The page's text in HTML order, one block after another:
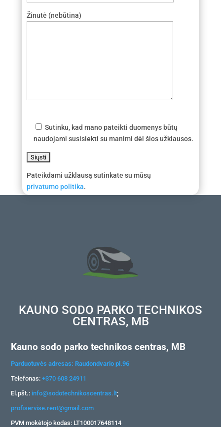
Žinutė (nebūtina)
Sutinku, kad mano pateikti duomenys būtų
naudojami susisiekti su manimi dėl šios užklausos.
Pateikdami užklausą sutinkate su mūsų
privatumo politika.
KAUNO SODO PARKO TECHNIKOS
CENTRAS, MB
Kauno sodo parko technikos centras, MB
Parduotuvės adresas: Raudondvario pl.96
Telefonas:+370 608 24911
El.pšt.: info@sodotechnikoscentras.lt;
profiservise.rent@gmail.com
PVM mokėtojo kodas: LT100017648114